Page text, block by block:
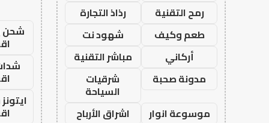
رمح التقنية
رذاذ التجارة
طعم وكيف
شهود نت
أركاني
مباشر التقنية
مدونة صحبة
شرقيات
السياحة
موسوعة انوار
اشراق الأرباح
شحن